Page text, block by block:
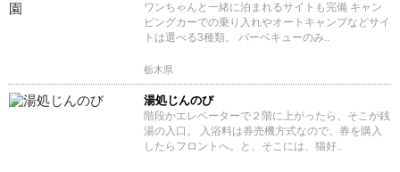
ワンちゃんと一緒に泊まれるサイトも完備 キャン
ピングカーでの乗り入れやオートキャンプなどサイ
トは選べる3種類。 バーベキューのみ..
栃木県
湯処じんのび
階段かエレベーターで２階に上がったら、そこが銭
湯の入口。 入浴料は券売機方式なので、券を購入
したらフロントへ。と、そこには、猫好..